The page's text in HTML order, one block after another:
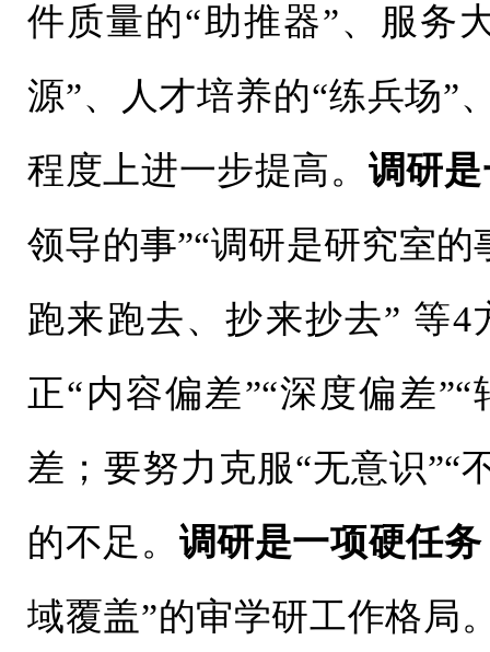
件质量的“助推器”、服务
源”、人才培养的“练兵场”
程度上进一步提高。 调研
领导的事”“调研是研究室的
跑来跑去、抄来抄去” 等
正“内容偏差”“深度偏差
差；要努力克服“无意识”“
的不足。 调研是一项硬任务
域覆盖”的审学研工作格局